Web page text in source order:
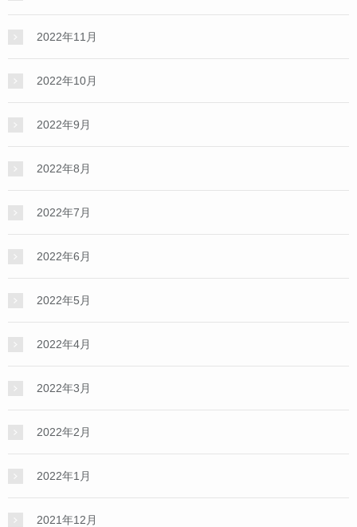
2022年11月
2022年10月
2022年9月
2022年8月
2022年7月
2022年6月
2022年5月
2022年4月
2022年3月
2022年2月
2022年1月
2021年12月